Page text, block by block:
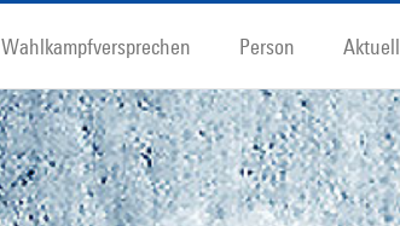
Wahlkampfversprechen Person Aktuell